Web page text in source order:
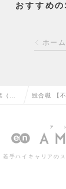
おすすめの
ホーム
（個 総合職 【
／大阪】
若手ハイキャリアの